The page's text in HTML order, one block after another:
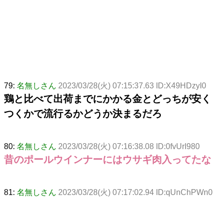
79: 名無しさん 2023/03/28(火) 07:15:37.63 ID:X49HDzyI0
鶏と比べて出荷までにかかる金とどっちが安く
つくかで流行るかどうか決まるだろ
80: 名無しさん 2023/03/28(火) 07:16:38.08 ID:0fvUrI980
昔のポールウインナーにはウサギ肉入ってたな
81: 名無しさん 2023/03/28(火) 07:17:02.94 ID:qUnChPWn0